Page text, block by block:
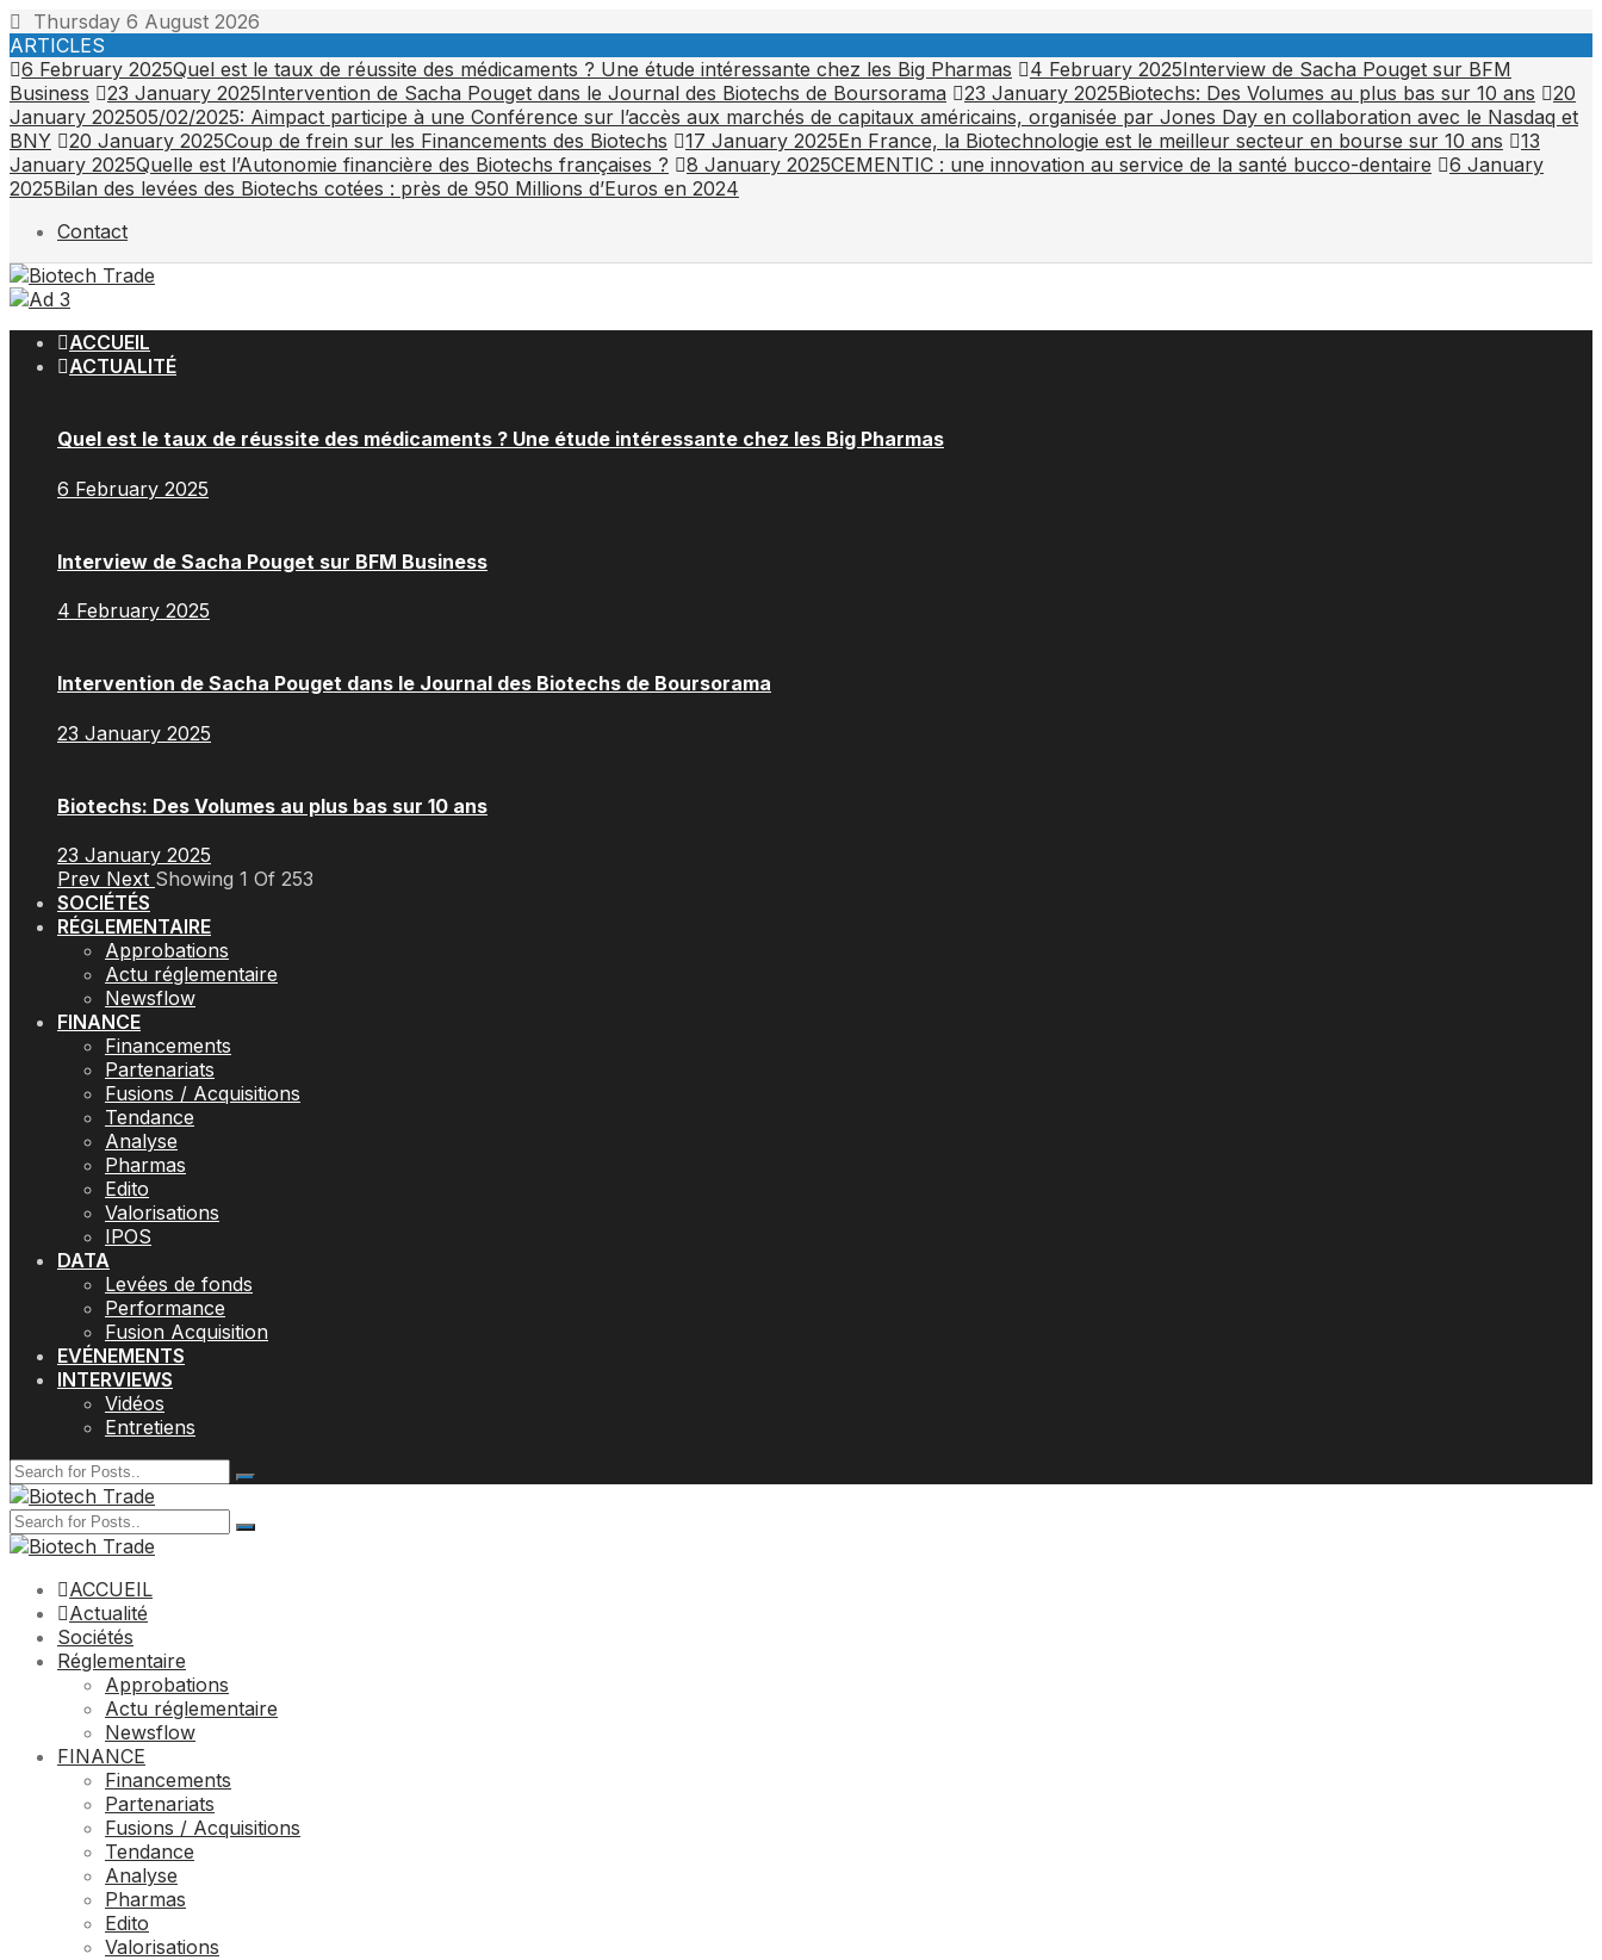
Skip
to
content
Thursday 6 August 2026
ARTICLES
6 February 2025Quel est le taux de réussite des médicaments ? Une étude intéressante chez les Big Pharmas 4 February 2025Interview de Sacha Pouget sur BFM
Business
23 January 2025Intervention de Sacha Pouget dans le Journal des Biotechs de Boursorama 23 January 2025Biotechs: Des Volumes au plus bas sur 10 ans
20
January 202505/02/2025: Aimpact participe à une Conférence sur l’accès aux marchés de capitaux américains, organisée par Jones Day en collaboration avec le Nasdaq et
BNY
20 January 2025Coup de frein sur les Financements des Biotechs 17 January 2025En France, la Biotechnologie est le meilleur secteur en bourse sur 10 ans
13
January 2025Quelle est l’Autonomie financière des Biotechs françaises ? 8 January 2025CEMENTIC : une innovation au service de la santé bucco-dentaire
6 January
2025Bilan des levées des Biotechs cotées : près de 950 Millions d’Euros en 2024
Contact
ACCUEIL
ACTUALITÉ
Quel est le taux de réussite des médicaments ? Une étude intéressante chez les Big Pharmas
6 February 2025
Interview de Sacha Pouget sur BFM Business
4 February 2025
Intervention de Sacha Pouget dans le Journal des Biotechs de Boursorama
23 January 2025
Biotechs: Des Volumes au plus bas sur 10 ans
23 January 2025
Prev Next Showing 1 Of 253
SOCIÉTÉS
RÉGLEMENTAIRE
Approbations
Actu réglementaire
Newsflow
FINANCE
Financements
Partenariats
Fusions / Acquisitions
Tendance
Analyse
Pharmas
Edito
Valorisations
IPOS
DATA
Levées de fonds
Performance
Fusion Acquisition
EVÉNEMENTS
INTERVIEWS
Vidéos
Entretiens
ACCUEIL
Actualité
Sociétés
Réglementaire
Approbations
Actu réglementaire
Newsflow
FINANCE
Financements
Partenariats
Fusions / Acquisitions
Tendance
Analyse
Pharmas
Edito
Valorisations